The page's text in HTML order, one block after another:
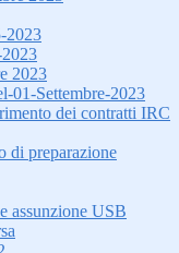
2023
2023
01-Settembre-2023
dei contratti IRC
di preparazione
assunzione USB